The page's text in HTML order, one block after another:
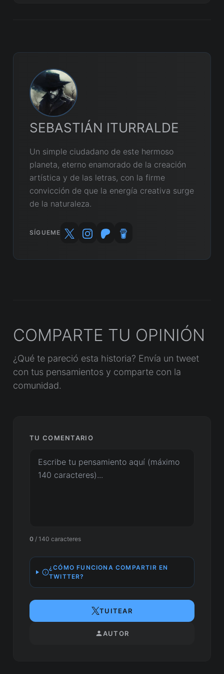
SEBASTIÁN ITURRALDE
Un simple ciudadano de este hermoso
planeta, eterno enamorado de la creación
artística y de las letras, con la firme
convicción de que la energía creativa surge
de la naturaleza.
SÍGUEME
COMPARTE TU OPINIÓN
¿Qué te pareció esta historia? Envía un tweet
con tus pensamientos y comparte con la
comunidad.
TU COMENTARIO
0 / 140 caracteres
¿CÓMO FUNCIONA COMPARTIR EN
TWITTER?
TUITEAR
AUTOR